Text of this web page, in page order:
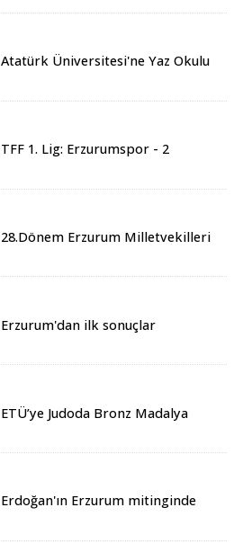
Atatürk Üniversitesi'ne Yaz Okulu
TFF 1. Lig: Erzurumspor - 2
28.Dönem Erzurum Milletvekilleri
Erzurum'dan ilk sonuçlar
ETÜ’ye Judoda Bronz Madalya
Erdoğan'ın Erzurum mitinginde